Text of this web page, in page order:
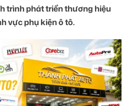
trình phát triển thương hiệu
vực phụ kiện ô tô.